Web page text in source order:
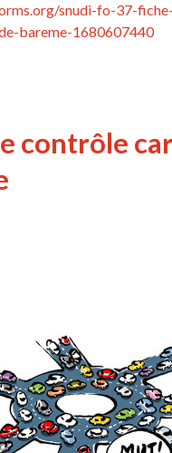
snudi-fo-37-
bareme-1680607440
contrôle